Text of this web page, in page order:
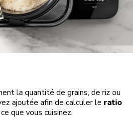
la quantité de grains, de riz ou
ajoutée afin de calculer le ratio
que vous cuisinez.